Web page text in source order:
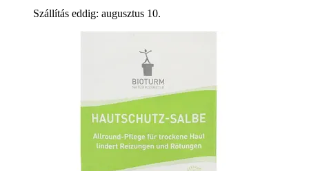
Szállítás eddig: augusztus 10.